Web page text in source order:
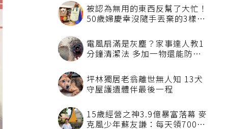
被認為無用的東西反幫了大忙！
50歲婦慶幸沒隨手丟棄的3樣物
電風扇滿是灰塵？家事達人教1
坪林獨居老翁離世無人知 13犬
守屋護遺體伴最後一程
15歲經營之神3.9億暴富落幕 麥